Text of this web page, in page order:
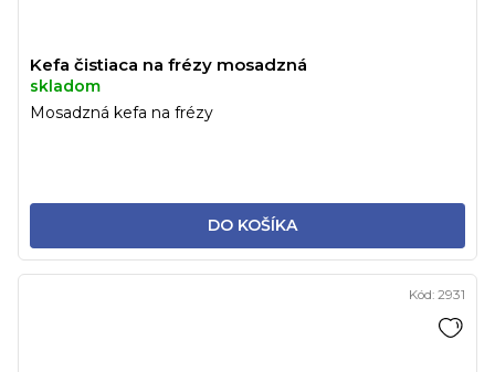
Kefa čistiaca na frézy mosadzná
skladom
DO KOŠÍKA
Mosadzná kefa na frézy
Kód: 2931